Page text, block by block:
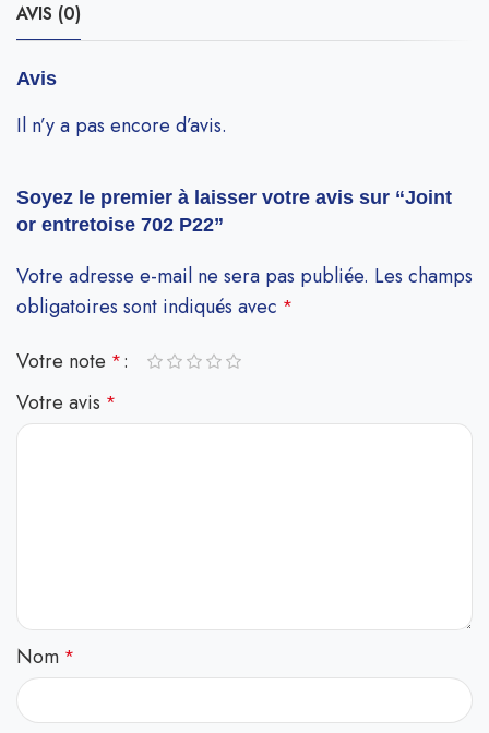
AVIS (0)
Avis
Il n’y a pas encore d’avis.
Soyez le premier à laisser votre avis sur “Joint
or entretoise 702 P22”
Votre adresse e-mail ne sera pas publiée. Les champs
obligatoires sont indiqués avec *
Votre note *
Votre avis *
Nom *